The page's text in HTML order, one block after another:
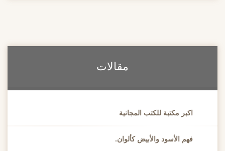
مقالات
اكبر مكتبة للكتب المجانية
فهم الأسود والأبيض كألوان.